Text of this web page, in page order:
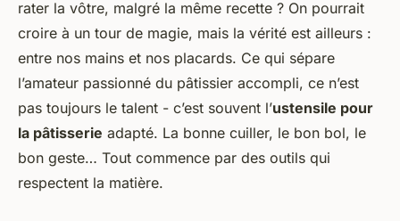
rater la vôtre, malgré la même recette ? On pourrait
croire à un tour de magie, mais la vérité est ailleurs :
entre nos mains et nos placards. Ce qui sépare
l’amateur passionné du pâtissier accompli, ce n’est
pas toujours le talent - c’est souvent l’ustensile pour
la pâtisserie adapté. La bonne cuiller, le bon bol, le
bon geste… Tout commence par des outils qui
respectent la matière.